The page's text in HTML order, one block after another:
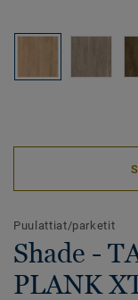
Puulattiat/parketit
Shade -
PLANK